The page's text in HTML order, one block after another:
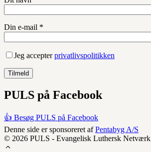
Din e-mail *
Jeg accepterprivatlivspolitikken
PULS på Facebook
👍 Besøg PULS på Facebook
Denne side er sponsoreret afPentabyg A/S
© 2026 PULS - Evangelisk Luthersk Netværk